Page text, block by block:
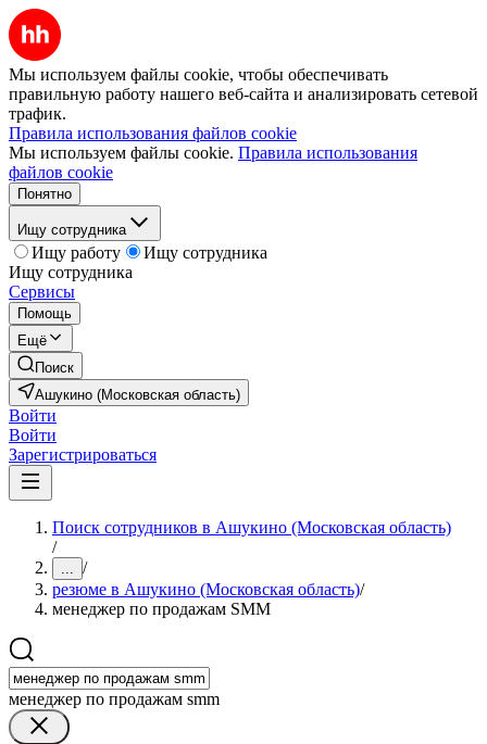
Мы используем файлы cookie, чтобы обеспечивать
правильную работу нашего веб-сайта и анализировать сетевой
трафик.
Правила использования файлов cookie
Мы используем файлы cookie. Правила использования
файлов cookie
Понятно
Ищу сотрудника
Ищу работу
Ищу сотрудника
Ищу сотрудника
Сервисы
Помощь
Ещё
Поиск
Ашукино (Московская область)
Войти
Войти
Зарегистрироваться
Поиск сотрудников в Ашукино (Московская область)
/
... /
резюме в Ашукино (Московская область)/
менеджер по продажам SMM
менеджер по продажам smm